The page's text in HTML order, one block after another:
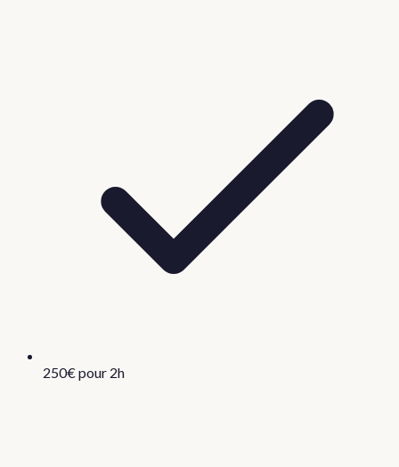
250€ pour 2h